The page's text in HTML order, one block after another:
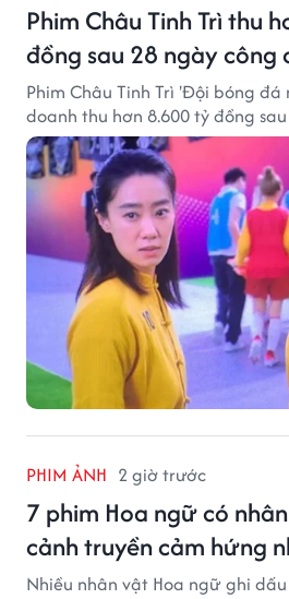
Phim Châu Tinh Trì thu
đồng sau 28 ngày công
Phim Châu Tinh Trì 'Đội bóng đá
doanh thu hơn 8.600 tỷ đồng
PHIM ẢNH 2 giờ trước
7 phim Hoa ngữ có
cảnh truyền cảm hứng
Nhiều nhân vật Hoa ngữ ghi